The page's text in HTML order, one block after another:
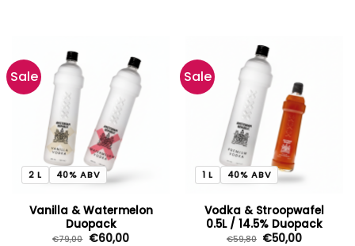
Sale
2 L 40% ABV
Vanilla & Watermelon
Duopack
€79,00 Oorspronkelijke
€60,00Huidige
Sale
1 L 40% ABV
Vodka & Stroopwafel
0.5L / 14.5% Duopack
€59,80 Oorspronkelijke
€50,00Huidige